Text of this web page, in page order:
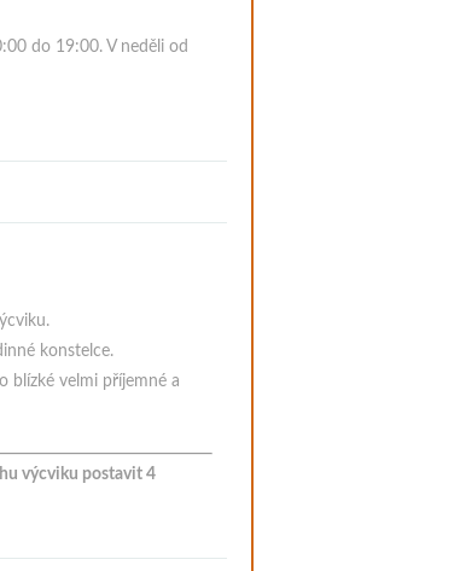
do 19:00. V neděli od
konstelce.
blízké velmi příjemné a
výcviku postavit 4